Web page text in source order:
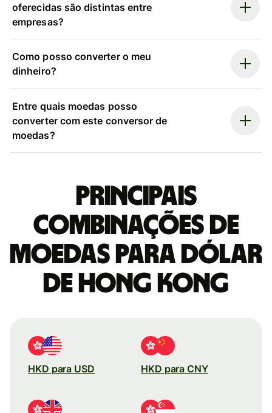
oferecidas são distintas entre
empresas?
Como posso converter o meu
dinheiro?
Entre quais moedas posso
converter com este conversor de
moedas?
Principais
combinações de
moedas para Dólar
de Hong Kong
HKD para USD HKD para CNY